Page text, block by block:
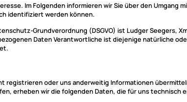
Im Folgenden informieren wir Sie über den Umgang
identifiziert werden können.
Grundverordnung (DSGVO) ist Ludger Seegers,
Daten Verantwortliche ist diejenige natürliche
oder uns anderweitig Informationen
erheben wir die folgenden Daten, die für uns technisch